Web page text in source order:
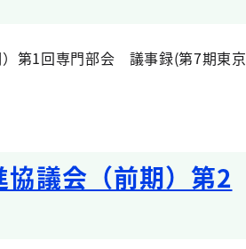
）第1回専門部会 議事録(第7期東京
議会（前期）第2